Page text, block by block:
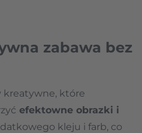
zabawa bez
kreatywne, które
efektowne obrazki i
kleju i farb, co